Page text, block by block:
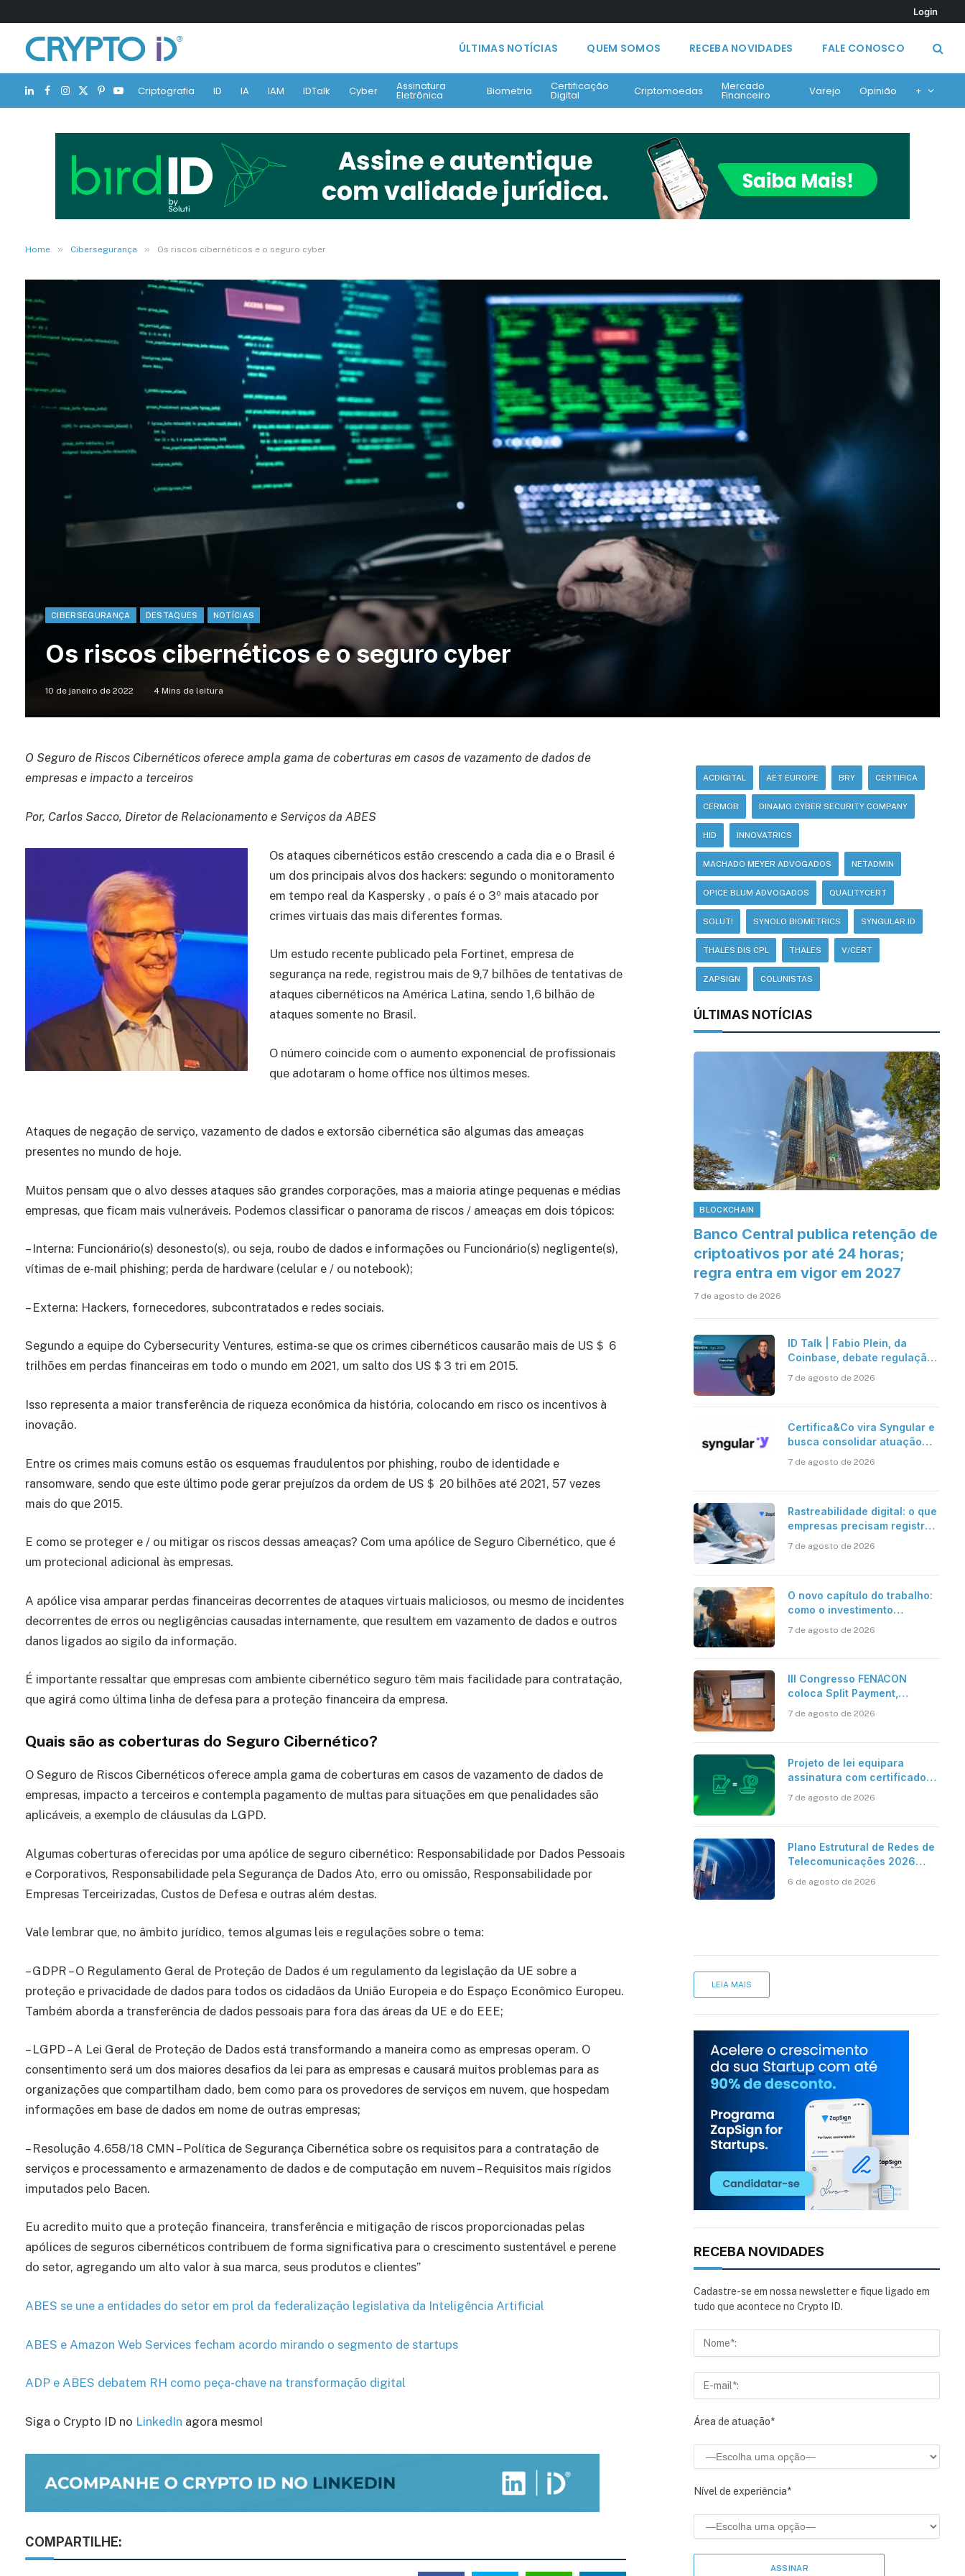
Login
ÚLTIMAS NOTÍCIAS QUEM SOMOS RECEBA NOVIDADES FALE CONOSCO
LinkedIn
Facebook
Instagram
X
(Twitter)
Pinterest
YouTubeCriptografia ID IA IAM IDTalk Cyber Assinatura
Eletrônica Biometria Certificação
Digital Criptomoedas Mercado
Financeiro Varejo Opinião +
Home » Cibersegurança » Os riscos cibernéticos e o seguro cyber
CIBERSEGURANÇA DESTAQUES NOTÍCIAS
Os riscos cibernéticos e o seguro cyber
10 de janeiro de 2022 4 Mins de leitura
O Seguro de Riscos Cibernéticos oferece ampla gama de coberturas em casos de vazamento de dados de
empresas e impacto a terceiros
Por, Carlos Sacco, Diretor de Relacionamento e Serviços da ABES
Os ataques cibernéticos estão crescendo a cada dia e o Brasil é
um dos principais alvos dos hackers: segundo o monitoramento
em tempo real da Kaspersky , o país é o 3º mais atacado por
crimes virtuais das mais diferentes formas.
Um estudo recente publicado pela Fortinet, empresa de
segurança na rede, registrou mais de 9,7 bilhões de tentativas de
ataques cibernéticos na América Latina, sendo 1,6 bilhão de
ataques somente no Brasil.
O número coincide com o aumento exponencial de profissionais
que adotaram o home office nos últimos meses.
Ataques de negação de serviço, vazamento de dados e extorsão cibernética são algumas das ameaças
presentes no mundo de hoje.
Muitos pensam que o alvo desses ataques são grandes corporações, mas a maioria atinge pequenas e médias
empresas, que ficam mais vulneráveis. Podemos classificar o panorama de riscos / ameaças em dois tópicos:
– Interna: Funcionário(s) desonesto(s), ou seja, roubo de dados e informações ou Funcionário(s) negligente(s),
vítimas de e-mail phishing; perda de hardware (celular e / ou notebook);
– Externa: Hackers, fornecedores, subcontratados e redes sociais.
Segundo a equipe do Cybersecurity Ventures, estima-se que os crimes cibernéticos causarão mais de US＄ 6
trilhões em perdas financeiras em todo o mundo em 2021, um salto dos US＄3 tri em 2015.
Isso representa a maior transferência de riqueza econômica da história, colocando em risco os incentivos à
inovação.
Entre os crimes mais comuns estão os esquemas fraudulentos por phishing, roubo de identidade e
ransomware, sendo que este último pode gerar prejuízos da ordem de US＄ 20 bilhões até 2021, 57 vezes
mais do que 2015.
E como se proteger e / ou mitigar os riscos dessas ameaças? Com uma apólice de Seguro Cibernético, que é
um protecional adicional às empresas.
A apólice visa amparar perdas financeiras decorrentes de ataques virtuais maliciosos, ou mesmo de incidentes
decorrentes de erros ou negligências causadas internamente, que resultem em vazamento de dados e outros
danos ligados ao sigilo da informação.
É importante ressaltar que empresas com ambiente cibernético seguro têm mais facilidade para contratação,
que agirá como última linha de defesa para a proteção financeira da empresa.
Quais são as coberturas do Seguro Cibernético?
O Seguro de Riscos Cibernéticos oferece ampla gama de coberturas em casos de vazamento de dados de
empresas, impacto a terceiros e contempla pagamento de multas para situações em que penalidades são
aplicáveis, a exemplo de cláusulas da LGPD.
Algumas coberturas oferecidas por uma apólice de seguro cibernético: Responsabilidade por Dados Pessoais
e Corporativos, Responsabilidade pela Segurança de Dados Ato, erro ou omissão, Responsabilidade por
Empresas Terceirizadas, Custos de Defesa e outras além destas.
Vale lembrar que, no âmbito jurídico, temos algumas leis e regulações sobre o tema:
– GDPR – O Regulamento Geral de Proteção de Dados é um regulamento da legislação da UE sobre a
proteção e privacidade de dados para todos os cidadãos da União Europeia e do Espaço Econômico Europeu.
Também aborda a transferência de dados pessoais para fora das áreas da UE e do EEE;
– LGPD – A Lei Geral de Proteção de Dados está transformando a maneira como as empresas operam. O
consentimento será um dos maiores desafios da lei para as empresas e causará muitos problemas para as
organizações que compartilham dado, bem como para os provedores de serviços em nuvem, que hospedam
informações em base de dados em nome de outras empresas;
– Resolução 4.658/18 CMN – Política de Segurança Cibernética sobre os requisitos para a contratação de
serviços e processamento e armazenamento de dados e de computação em nuvem – Requisitos mais rígidos
imputados pelo Bacen.
Eu acredito muito que a proteção financeira, transferência e mitigação de riscos proporcionadas pelas
apólices de seguros cibernéticos contribuem de forma significativa para o crescimento sustentável e perene
do setor, agregando um alto valor à sua marca, seus produtos e clientes”
ABES se une a entidades do setor em prol da federalização legislativa da Inteligência Artificial
ABES e Amazon Web Services fecham acordo mirando o segmento de startups
ADP e ABES debatem RH como peça-chave na transformação digital
Siga o Crypto ID no LinkedIn agora mesmo!
COMPARTILHE:
ACDIGITAL AET EUROPE BRY CERTIFICA
CERMOB DINAMO CYBER SECURITY COMPANY
HID INNOVATRICS
MACHADO MEYER ADVOGADOS NETADMIN
OPICE BLUM ADVOGADOS QUALITYCERT
SOLUTI SYNOLO BIOMETRICS SYNGULAR ID
THALES DIS CPL THALES V/CERT
ZAPSIGN COLUNISTAS
ÚLTIMAS NOTÍCIAS
BLOCKCHAIN
Banco Central publica retenção de
criptoativos por até 24 horas;
regra entra em vigor em 2027
7 de agosto de 2026
ID Talk | Fabio Plein, da
Coinbase, debate regulação,
7 de agosto de 2026
Certifica&Co vira Syngular e
busca consolidar atuação
7 de agosto de 2026
Rastreabilidade digital: o que
empresas precisam registrar
7 de agosto de 2026
O novo capítulo do trabalho:
como o investimento
científica revela a
7 de agosto de 2026
III Congresso FENACON
coloca Split Payment,
centro dos debates
7 de agosto de 2026
Projeto de lei equipara
assinatura com certificado
reconhecimento de firma em
7 de agosto de 2026
Plano Estrutural de Redes de
Telecomunicações 2026
móvel, mas mantém desafio
6 de agosto de 2026
LEIA MAIS
RECEBA NOVIDADES
Cadastre-se em nossa newsletter e fique ligado em
tudo que acontece no Crypto ID.
Área de atuação*
Nível de experiência*